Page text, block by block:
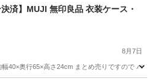
テーブル
決済】MUJI 無印良品 衣装ケース・
8月7日
40×奥行65×高さ24cm まとめ売りですので バ